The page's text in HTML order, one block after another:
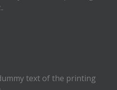
text of the printing